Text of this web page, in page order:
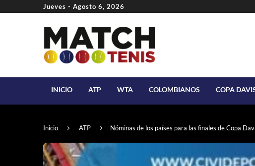
Jueves - Agosto 6, 2026
INICIO ATP WTA COLOMBIANOS COPA
Inicio ATP Nóminas de los países para las finales de Copa